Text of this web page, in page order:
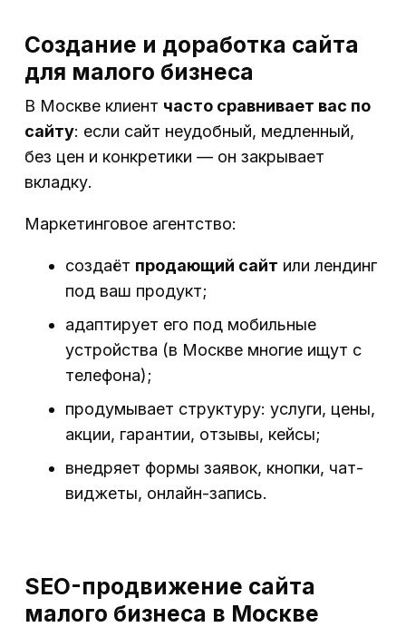
Создание и доработка сайта
для малого бизнеса
В Москве клиент часто сравнивает вас по
сайту: если сайт неудобный, медленный,
без цен и конкретики — он закрывает
вкладку.
Маркетинговое агентство:
создаёт продающий сайт или лендинг
под ваш продукт;
адаптирует его под мобильные
устройства (в Москве многие ищут с
телефона);
продумывает структуру: услуги, цены,
акции, гарантии, отзывы, кейсы;
внедряет формы заявок, кнопки, чат-
виджеты, онлайн-запись.
SEO-продвижение сайта
малого бизнеса в Москве